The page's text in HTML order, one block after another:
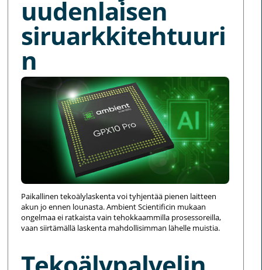
uudenlaisen
siruarkkitehtuuri
n
Paikallinen tekoälylaskenta voi tyhjentää pienen laitteen
akun jo ennen lounasta. Ambient Scientificin mukaan
ongelmaa ei ratkaista vain tehokkaammilla prosessoreilla,
vaan siirtämällä laskenta mahdollisimman lähelle muistia.